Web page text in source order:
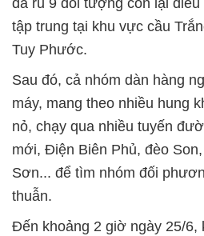
tập trung tại khu vực cầu
Tuy Phước.
Sau đó, cả nhóm dàn hàng
máy, mang theo nhiều hung
nỏ, chạy qua nhiều tuyến
mới, Điện Biên Phủ, đèo
Sơn... để tìm nhóm đối
thuẫn.
Đến khoảng 2 giờ ngày 25/6,